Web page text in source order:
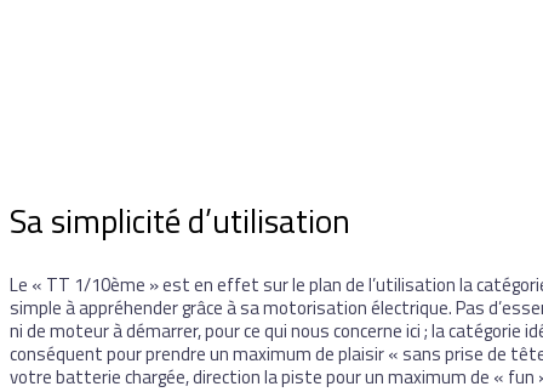
Sa simplicité d’utilisation
Le « TT 1/10ème » est en effet sur le plan de l’utilisation la
simple à appréhender grâce à sa motorisation électrique. Pas
ni de moteur à démarrer, pour ce qui nous concerne ici ; la catégorie
conséquent pour prendre un maximum de plaisir « sans prise de
votre batterie chargée, direction la piste pour un maximum de « fun